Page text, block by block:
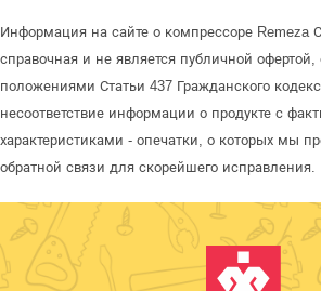
Информация на сайте о компрессоре Remeza
справочная и не является публичной
положениями Статьи 437 Гражданского
несоответствие информации о продукте с
характеристиками - опечатки, о которых мы
обратной связи для скорейшего исправления.